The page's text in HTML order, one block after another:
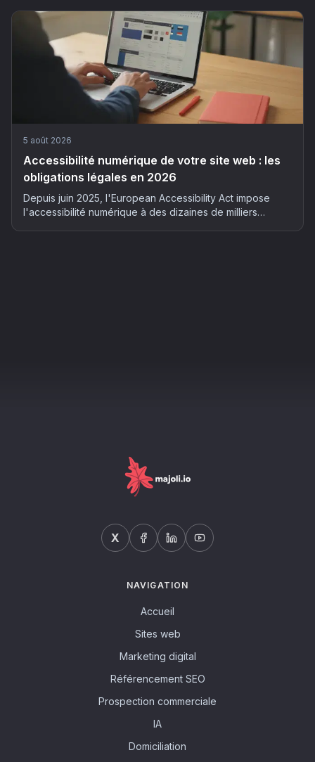
son suivi client sans y passer ses soirées.
5 août 2026
Accessibilité numérique de votre site web : les
obligations légales en 2026
Depuis juin 2025, l'European Accessibility Act impose
l'accessibilité numérique à des dizaines de milliers
X
NAVIGATION
Accueil
Sites web
Marketing digital
Référencement SEO
Prospection commerciale
IA
Domiciliation